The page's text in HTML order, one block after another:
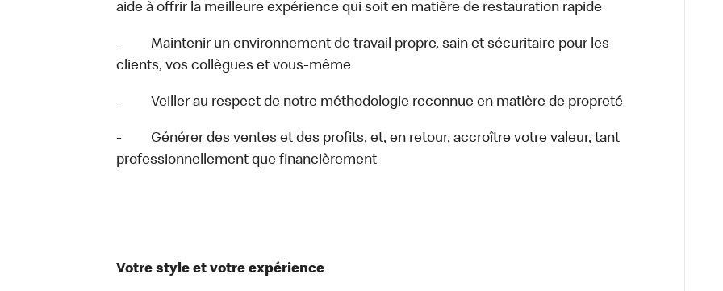
aide à offrir la meilleure expérience qui soit en matière de restauration rapide
- Maintenir un environnement de travail propre, sain et sécuritaire pour les
clients, vos collègues et vous-même
- Veiller au respect de notre méthodologie reconnue en matière de propreté
- Générer des ventes et des profits, et, en retour, accroître votre valeur, tant
professionnellement que financièrement
Votre style et votre expérience